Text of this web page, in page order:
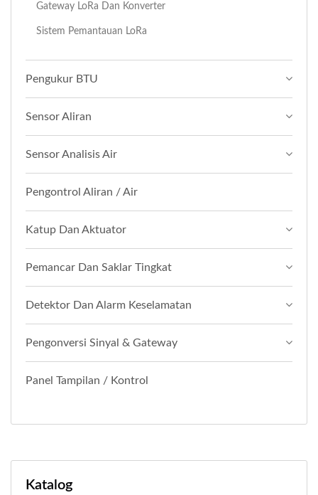
Gateway LoRa Dan Konverter
Sistem Pemantauan LoRa
Pengukur BTU
Sensor Aliran
Sensor Analisis Air
Pengontrol Aliran / Air
Katup Dan Aktuator
Pemancar Dan Saklar Tingkat
Detektor Dan Alarm Keselamatan
Pengonversi Sinyal & Gateway
Panel Tampilan / Kontrol
Katalog